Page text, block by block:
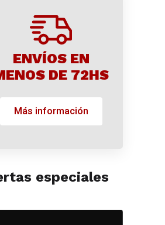
ENVÍOS EN
DE 72HS
Más información
especiales